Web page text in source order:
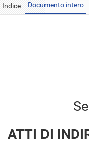
Indice Documento intero
ATTI DI